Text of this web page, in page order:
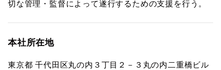
切な管理・監督によって遂行するための支援を行う。
本社所在地
東京都 千代田区丸の内３丁目２－３丸の内二重橋ビル